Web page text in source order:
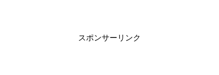
スポンサーリンク